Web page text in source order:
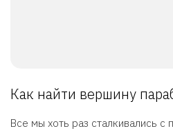
Как найти вершину
Все мы хоть раз сталкивались с